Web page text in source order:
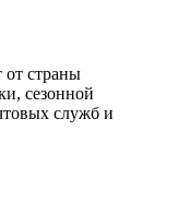
от страны
сезонной
служб и